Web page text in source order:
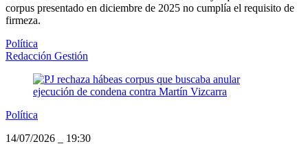
corpus presentado en diciembre de 2025 no cumplía el requisito de
firmeza.
Política
Redacción Gestión
Política
14/07/2026
19:30